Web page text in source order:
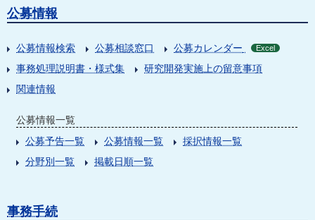
公募情報
公募情報検索 公募相談窓口 公募カレンダー Excel
事務処理説明書・様式集
研究開発実施上の留意事項
関連情報
公募情報一覧
公募予告一覧
公募情報一覧
採択情報一覧
分野別一覧
掲載日順一覧
事務手続